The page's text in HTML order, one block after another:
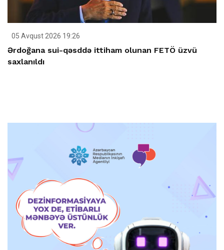
05 Avqust 2026 19:26
Ərdoğana sui-qəsddə ittiham olunan FETÖ üzvü
saxlanıldı